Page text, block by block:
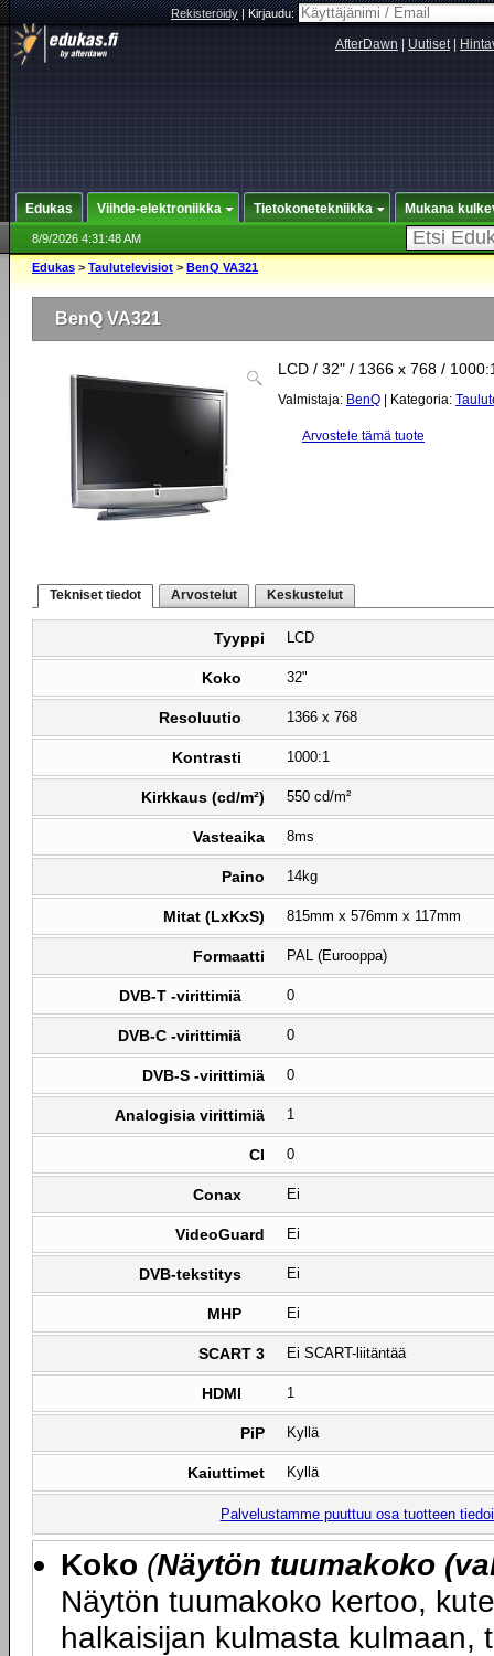
Rekisteröidy|Kirjaudu:
AfterDawn Uutiset|
Edukas Viihde-elektroniikka Tietokonetekniikka Mukana
8/9/2026 4:31:48 AM
Edukas > Taulutelevisiot > BenQ VA321
BenQ VA321
LCD / 32" / 1366 x 768 /
Valmistaja: BenQ | Kategoria:
Arvostele tämä tuote
Tekniset tiedot Arvostelut Keskustelut
Tyyppi LCD
Koko 32"
Resoluutio 1366 x 768
Kontrasti 1000:1
Kirkkaus (cd/m²) 550 cd/m²
Vasteaika 8ms
Paino 14kg
Mitat (LxKxS) 815mm x 576mm x 117mm
Formaatti PAL (Eurooppa)
DVB-T -virittimiä 0
DVB-C -virittimiä 0
DVB-S -virittimiä 0
Analogisia virittimiä 1
CI 0
Conax Ei
VideoGuard Ei
DVB-tekstitys Ei
MHP Ei
SCART 3 Ei SCART-liitäntää
HDMI 1
PiP Kyllä
Kaiuttimet Kyllä
Palvelustamme puuttuu osa tuotteen
Koko (Näytön tuumakoko
Näytön tuumakoko kertoo,
halkaisijan kulmasta kulmaan,